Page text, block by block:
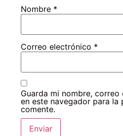
Nombre *
Correo electrónico *
Guarda mi nombre,
en este navegador para la
comente.